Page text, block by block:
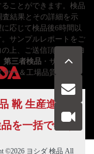
ことができます。検品
結果とその詳細を示
応じて検品後6時間以
サンプルレポートをご
上、ご送信頂くか、ヨ
第三者検品 ・サプライ
ー＆工場品質管理
靴 生産進捗
を一括で行う
©2026 ヨシダ 検品 All